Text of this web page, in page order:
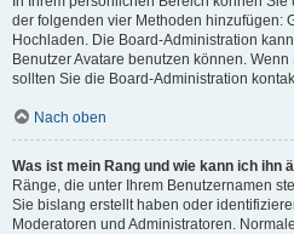
der folgenden vier Methoden hinzufügen:
Hochladen. Die Board-Administration
Benutzer Avatare benutzen können.
sollten Sie die Board-Administration
Nach oben
Was ist mein Rang und wie kann ich ihn
Ränge, die unter Ihrem Benutzernamen
Sie bislang erstellt haben oder
Moderatoren und Administratoren.